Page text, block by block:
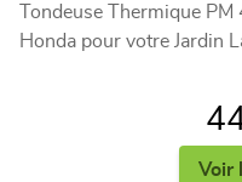
Tondeuse Thermique
Honda pour votre Jardin
Voir